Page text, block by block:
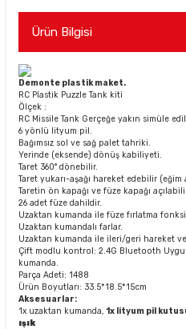
Ürün Bilgisi
Demonte plastik maket.
RC Plastik Puzzle Tank kiti
Ölçek :
RC Missile Tank Gerçeğe yakın simüle
6 yönlü lityum pil.
Bağımsız sol ve sağ palet tahriki.
Yerinde (eksende) dönüş kabiliyeti.
Taret 360° dönebilir.
Taret yukarı-aşağı hareket edebilir (eğim
Taretin ön kapağı ve füze kapağı
26 adet füze dahildir.
Uzaktan kumanda ile füze fırlatma
Uzaktan kumandalı farlar.
Uzaktan kumanda ile ileri/geri hareket
Çift modlu kontrol: 2.4G Bluetooth
kumanda.
Parça Adeti: 1488
Ürün Boyutları: 33.5*18.5*15cm
Aksesuarlar:
1x uzaktan kumanda, 1x lityum pil
ışık